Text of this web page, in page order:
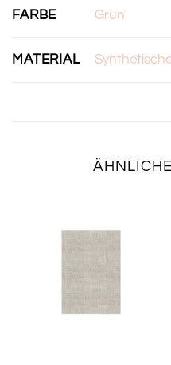
FARBE Grün
MATERIAL